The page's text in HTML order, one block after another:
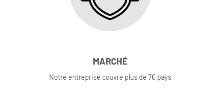
MARCHÉ
Notre entreprise couvre plus de 70 pays